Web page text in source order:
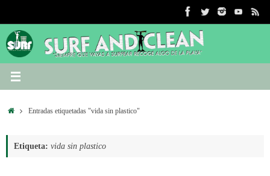
contenido
InicioEntradas etiquetadas "vida sin plastico"
Etiqueta: vida sin plastico